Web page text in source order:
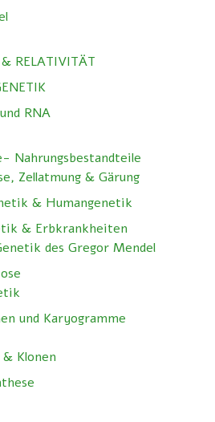
RELATIVITÄT
RNA
Nahrungsbestandteile
Zellatmung & Gärung
& Humangenetik
& Erbkrankheiten
des Gregor Mendel
und Karyogramme
Klonen